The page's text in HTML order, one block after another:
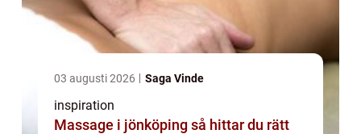
03 augusti 2026 Saga Vinde
inspiration
Massage i jönköping så hittar du rätt